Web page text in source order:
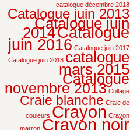
catalogue décembre 2018
Catalogue juin 2013
Catalogue juin
2014Catalogue
juin 2016 Catalogue juin 2017
Catalogue juin 2018 catalogue
mars 2015
Catalogue
novembre 2013 Collage
Craie blanche Craie de
couleurs Crayon Crayon
marron Crayon noir